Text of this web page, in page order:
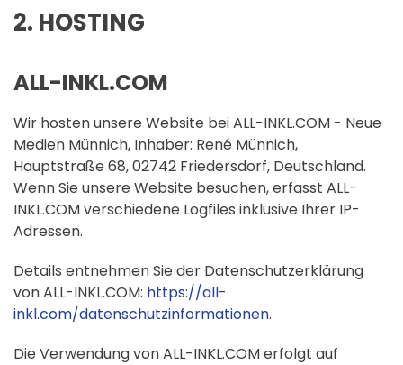
2. HOSTING
ALL-INKL.COM
Wir hosten unsere Website bei ALL-INKL.COM - Neue
Medien Münnich, Inhaber: René Münnich,
Hauptstraße 68, 02742 Friedersdorf, Deutschland.
Wenn Sie unsere Website besuchen, erfasst ALL-
INKL.COM verschiedene Logfiles inklusive Ihrer IP-
Adressen.
Details entnehmen Sie der Datenschutzerklärung
von ALL-INKL.COM: https://all-
inkl.com/datenschutzinformationen.
Die Verwendung von ALL-INKL.COM erfolgt auf